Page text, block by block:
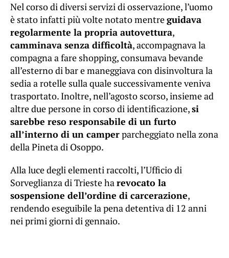
Nel corso di diversi servizi di osservazione, l’uomo
è stato infatti più volte notato mentreguidava
regolarmente la propria autovettura,
camminava senza difficoltà, accompagnava la
compagna a fare shopping, consumava bevande
all’esterno di bar e maneggiava con disinvoltura la
sedia a rotelle sulla quale successivamente veniva
trasportato. Inoltre, nell’agosto scorso, insieme ad
altre due persone in corso di identificazione,si
sarebbe reso responsabile di un furto
all’interno di un camperparcheggiato nella zona
della Pineta di Osoppo.
Alla luce degli elementi raccolti, l’Ufficio di
Sorveglianza di Trieste harevocato la
sospensione dell’ordine di carcerazione,
rendendo eseguibile la pena detentiva di 12 anni
nei primi giorni di gennaio.